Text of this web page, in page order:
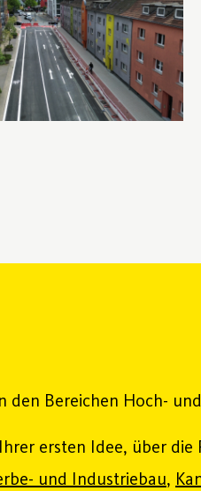
den Bereichen Hoch-
ersten Idee, über die
und Industriebau,